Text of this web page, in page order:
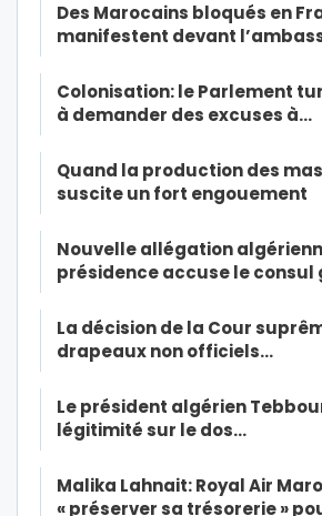
Des Marocains bloqués en
manifestent devant
Colonisation: le Parlement
à demander des excuses à…
Quand la production des
suscite un fort engouement
Nouvelle allégation
présidence accuse le consul
La décision de la Cour
drapeaux non officiels…
Le président algérien
légitimité sur le dos…
Malika Lahnait: Royal Air
« préserver sa trésorerie »